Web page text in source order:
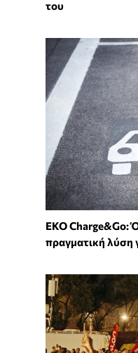
του
EKO Charge&Go:
πραγματική λύση